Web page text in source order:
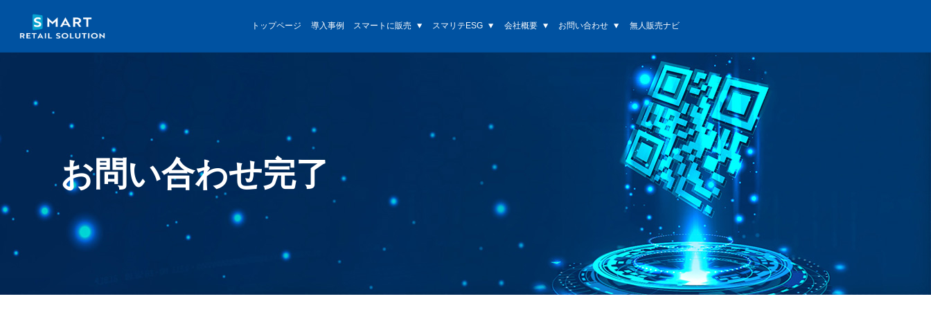
トップページ 導入事例 スマートに販売 スマリテESG 会社概要 お問い合わせ 無人販売ナビ
お問い合わせ完了